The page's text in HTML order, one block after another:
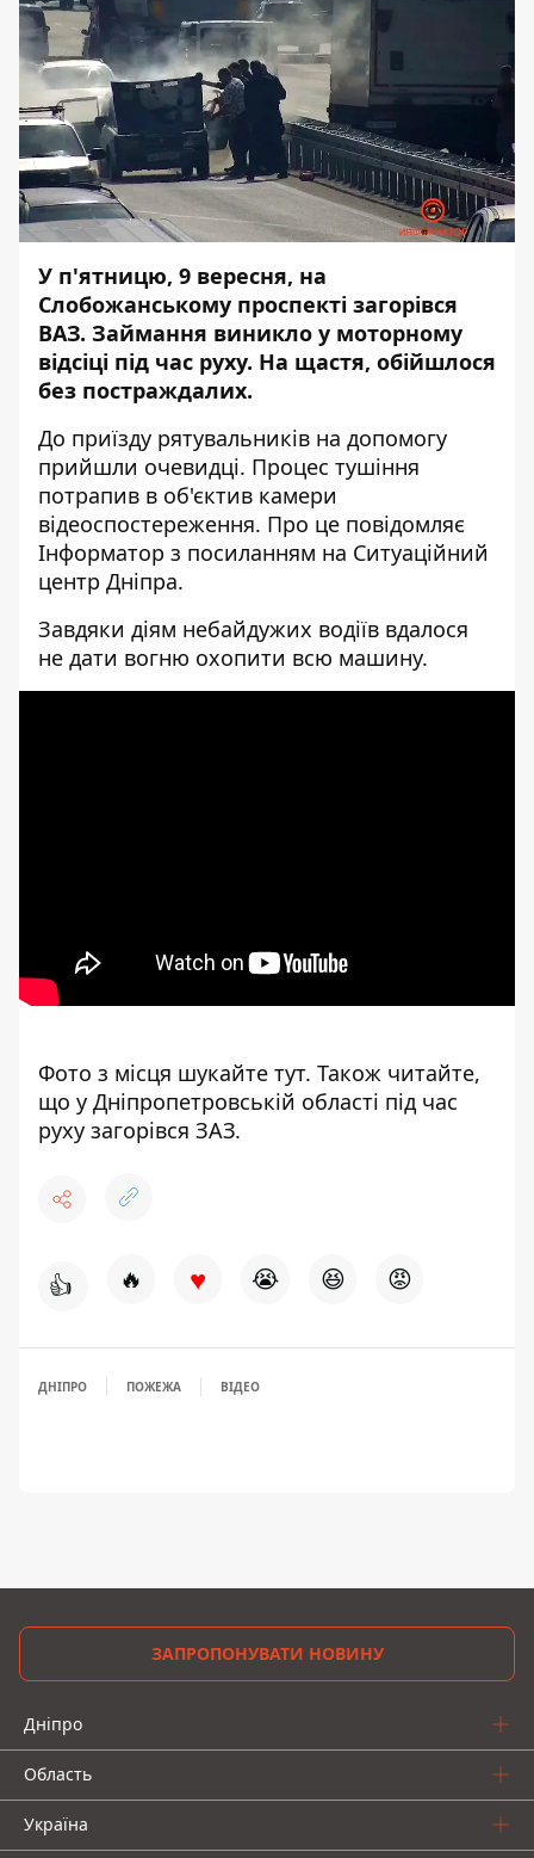
У п'ятницю, 9 вересня, на
Слобожанському проспекті загорівся
ВАЗ. Займання виникло у моторному
відсіці під час руху. На щастя, обійшлося
без постраждалих.
До приїзду рятувальників на допомогу
прийшли очевидці. Процес тушіння
потрапив в об'єктив камери
відеоспостереження. Про це повідомляє
Інформатор з посиланням на Ситуаційний
центр Дніпра.
Завдяки діям небайдужих водіїв вдалося
не дати вогню охопити всю машину.
Фото з місця шукайте тут. Також читайте,
що у Дніпропетровській області під час
руху загорівся ЗАЗ.
👍 🔥 ♥ 😭 😆 😡
ДНІПРО ПОЖЕЖА ВІДЕО
ЗАПРОПОНУВАТИ НОВИНУ
Дніпро
Область
Україна